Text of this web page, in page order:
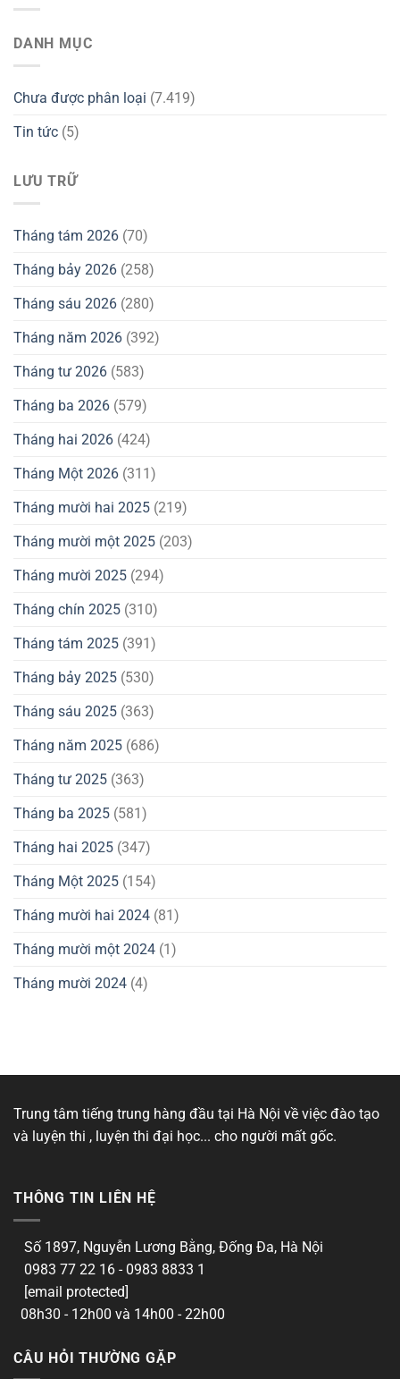
DANH MỤC
Chưa được phân loại (7.419)
Tin tức (5)
LƯU TRỮ
Tháng tám 2026 (70)
Tháng bảy 2026 (258)
Tháng sáu 2026 (280)
Tháng năm 2026 (392)
Tháng tư 2026 (583)
Tháng ba 2026 (579)
Tháng hai 2026 (424)
Tháng Một 2026 (311)
Tháng mười hai 2025 (219)
Tháng mười một 2025 (203)
Tháng mười 2025 (294)
Tháng chín 2025 (310)
Tháng tám 2025 (391)
Tháng bảy 2025 (530)
Tháng sáu 2025 (363)
Tháng năm 2025 (686)
Tháng tư 2025 (363)
Tháng ba 2025 (581)
Tháng hai 2025 (347)
Tháng Một 2025 (154)
Tháng mười hai 2024 (81)
Tháng mười một 2024 (1)
Tháng mười 2024 (4)
Trung tâm tiếng trung hàng đầu tại Hà Nội về việc đào tạo
và luyện thi , luyện thi đại học... cho người mất gốc.
THÔNG TIN LIÊN HỆ
Số 1897, Nguyễn Lương Bằng, Đống Đa, Hà Nội
0983 77 22 16 - 0983 8833 1
[email protected]
08h30 - 12h00 và 14h00 - 22h00
CÂU HỎI THƯỜNG GẶP